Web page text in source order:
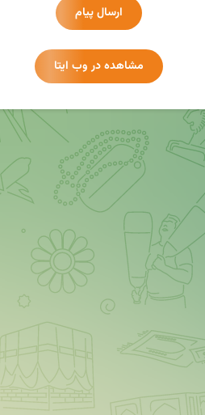
ارسال پیام
مشاهده در وب ایتا